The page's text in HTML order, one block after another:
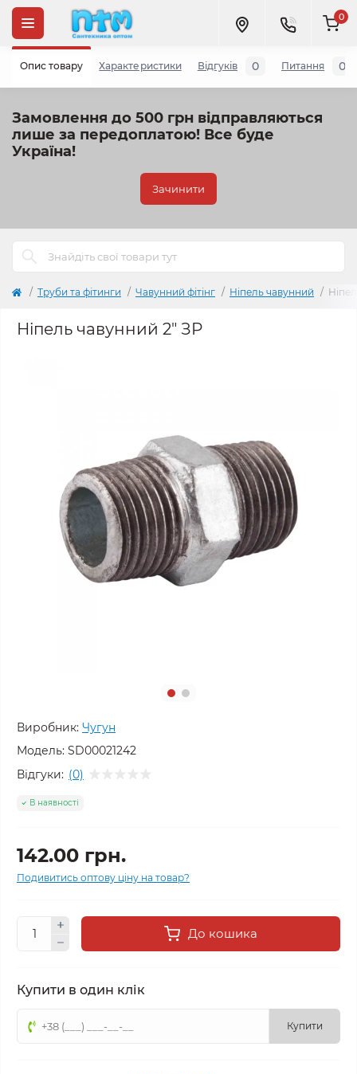
Замовлення до 500 грн відправляються
лише за передоплатою! Все буде
Україна!
Зачинити
0
Труби та фітинги Чавунний фітінг Ніпель чавунний
Ніпель чавунний 2" ЗР
Виробник: Чугун
Модель: SD00021242
Відгуки: (0)
В наявності
142.00 грн.
Подивитись оптову ціну на товар?
До кошика
Купити в один клік
Купити
Опис товару Характеристики Відгуків 0 Питання 0